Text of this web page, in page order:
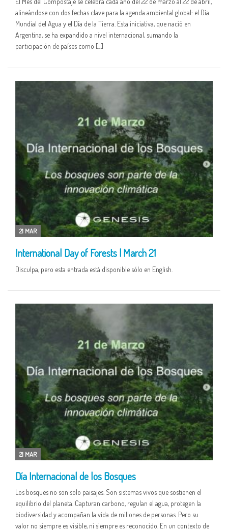
alineándose con dos fechas clave para la agenda ambiental global: el Día
Mundial del Agua y el Día de la Tierra. Esta iniciativa, que nació en
Argentina, se ha expandido a nivel internacional, sumando la
participación de países como […]
21 MAR
International Day of Forests | March 21
Disculpa, pero esta entrada está disponible sólo en English.
21 MAR
Día Internacional de los Bosques
Los bosques no son solo paisajes. Son sistemas vivos que sostienen el
equilibrio del planeta. Capturan carbono, regulan el agua, protegen la
biodiversidad y acompañan la vida de millones de personas. Pero su
valor no siempre es visible, ni siempre es reconocido. En un contexto de